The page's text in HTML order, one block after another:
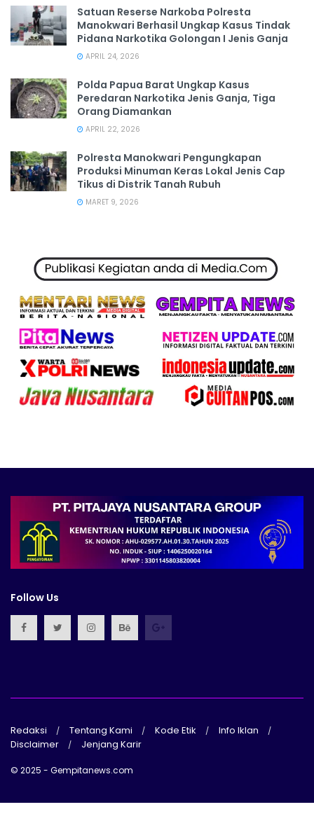
Satuan Reserse Narkoba Polresta
Manokwari Berhasil Ungkap Kasus Tindak
Pidana Narkotika Golongan I Jenis Ganja
APRIL 24, 2026
Polda Papua Barat Ungkap Kasus
Peredaran Narkotika Jenis Ganja, Tiga
Orang Diamankan
APRIL 22, 2026
Polresta Manokwari Pengungkapan
Produksi Minuman Keras Lokal Jenis Cap
Tikus di Distrik Tanah Rubuh
MARET 9, 2026
Follow Us
Redaksi Tentang Kami Kode Etik
Info Iklan
Disclaimer
Jenjang Karir
© 2025 - Gempitanews.com